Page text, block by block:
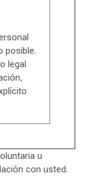
posible.
legal
u
con usted.